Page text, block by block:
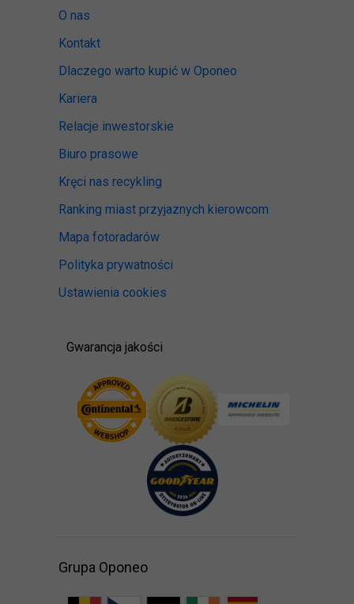
O nas
Kontakt
Dlaczego warto kupić w Oponeo
Kariera
Relacje inwestorskie
Biuro prasowe
Kręci nas recykling
Ranking miast przyjaznych kierowcom
Mapa fotoradarów
Polityka prywatności
Ustawienia cookies
Gwarancja jakości
Grupa Oponeo